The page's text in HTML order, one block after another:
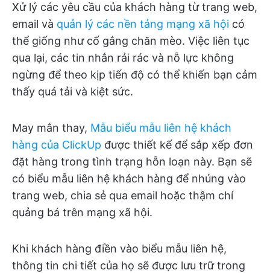
Xử lý các yêu cầu của khách hàng từ trang web,
email và quản lý các nền tảng mạng xã hội có
thể giống như cố gắng chăn mèo. Việc liên tục
qua lại, các tin nhắn rải rác và nỗ lực không
ngừng để theo kịp tiến độ có thể khiến bạn cảm
thấy quá tải và kiệt sức.
May mắn thay, Mẫu biểu mẫu liên hệ khách
hàng của ClickUp được thiết kế để sắp xếp đơn
đặt hàng trong tình trạng hỗn loạn này. Bạn sẽ
có biểu mẫu liên hệ khách hàng để nhúng vào
trang web, chia sẻ qua email hoặc thậm chí
quảng bá trên mạng xã hội.
Khi khách hàng điền vào biểu mẫu liên hệ,
thông tin chi tiết của họ sẽ được lưu trữ trong